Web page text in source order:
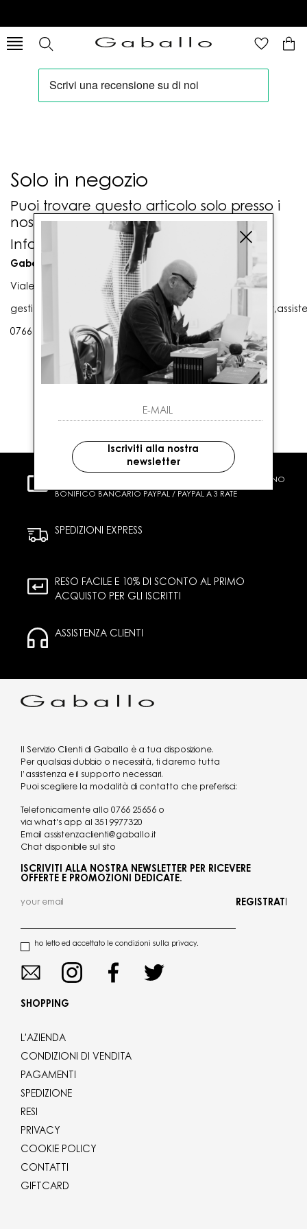
Solo in negozio
Puoi trovare questo articolo solo presso i
nostri punti vendita:
Info contatti
Gaballo Mario srl
Viale G. Matteotti n. 23 00053 Civitavecchia (RM)
0766 25656
CARTA DI CREDITO CONTRASSEGNO
BONIFICO BANCARIO PAYPAL / PAYPAL A 3 RATE
SPEDIZIONI EXPRESS
RESO FACILE E 10% DI SCONTO AL PRIMO
ACQUISTO PER GLI ISCRITTI
ASSISTENZA CLIENTI
Il Servizio Clienti di Gaballo è a tua disposizione.
Per qualsiasi dubbio o necessità, ti daremo tutta
l’assistenza e il supporto necessari.
Puoi scegliere la modalità di contatto che preferisci:
Telefonicamente allo 0766 25656 o
via what's app al 3519977320
Email assistenzaclienti@gaballo.it
Chat disponibile sul sito
ISCRIVITI ALLA NOSTRA NEWSLETTER PER RICEVERE
OFFERTE E PROMOZIONI DEDICATE.
ho letto ed accettato le condizioni sulla privacy.
REGISTRATI
SHOPPING
L'AZIENDA
CONDIZIONI DI VENDITA
PAGAMENTI
SPEDIZIONE
RESI
PRIVACY
COOKIE POLICY
CONTATTI
GIFTCARD
Iscriviti alla nostra
newsletter